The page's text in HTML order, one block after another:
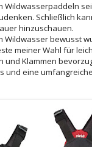
Schließlich
hinzuschauen.
Wildwasser bewusst
meiner Wahl für
Klammen
eine